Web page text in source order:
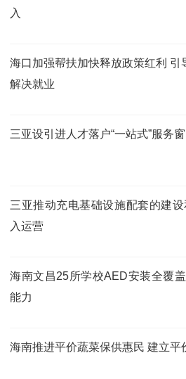
入
海口加强帮扶加快释放政策红利 引
解决就业
三亚设引进人才落户“一站式”服务
三亚推动充电基础设施配套的建
入运营
海南文昌25所学校AED安装全覆
能力
海南推进平价蔬菜保供惠民 建立平